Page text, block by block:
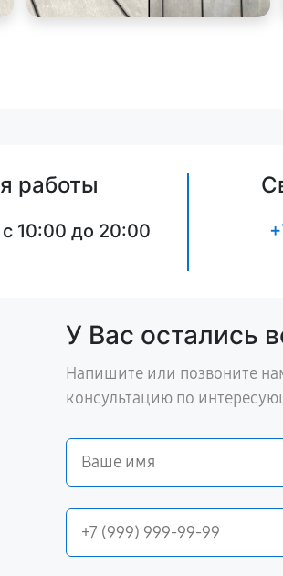
работы
10:00 до 20:00
У Вас остались
Напишите или позвоните
консультацию по